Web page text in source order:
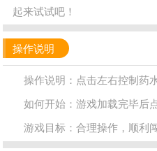
起来试试吧！
操作说明
操作说明：点击左右控制药
如何开始：游戏加载完毕后
游戏目标：合理操作，顺利